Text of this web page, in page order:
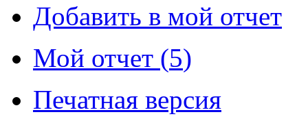
Добавить в мой отчет
Мой отчет (5)
Печатная версия